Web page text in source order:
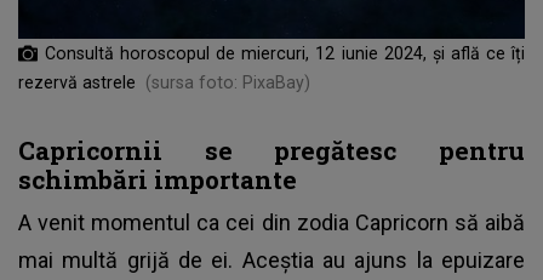
Consultă horoscopul de miercuri, 12 iunie 2024, și află ce îți
rezervă astrele
(sursa foto: PixaBay)
Capricornii se pregătesc pentru
schimbări importante
A venit momentul ca cei din zodia Capricorn să aibă
mai multă grijă de ei. Aceștia au ajuns la epuizare